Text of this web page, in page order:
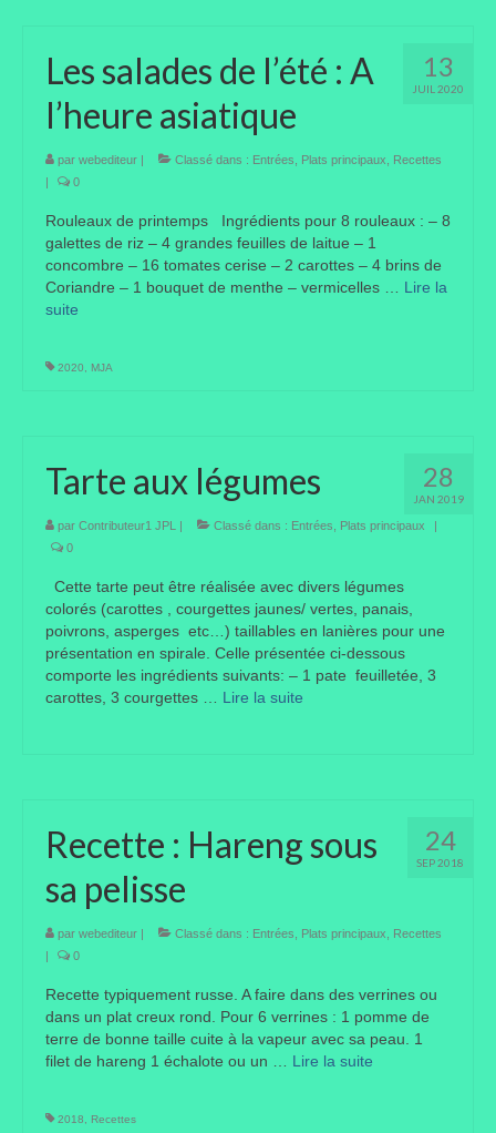
Qui sommes-nous ?
Annonces
13
JUIL 2020
Les salades de l’été : A
l’heure asiatique
par webediteur | Classé dans : Entrées Plats principaux
Recettes
|
0
Rouleaux de printemps Ingrédients pour 8 rouleaux : – 8
galettes de riz – 4 grandes feuilles de laitue – 1
concombre – 16 tomates cerise – 2 carottes – 4 brins de
Coriandre – 1 bouquet de menthe – vermicelles … Lire la
suite­­
2020 MJA
28
JAN 2019
Tarte aux légumes
par Contributeur1 JPL | Classé dans : Entrées Plats principaux
|
0
Cette tarte peut être réalisée avec divers légumes
colorés (carottes , courgettes jaunes/ vertes, panais,
poivrons, asperges etc…) taillables en lanières pour une
présentation en spirale. Celle présentée ci-dessous
comporte les ingrédients suivants: – 1 pate feuilletée, 3
carottes, 3 courgettes … Lire la suite­­
24
SEP 2018
Recette : Hareng sous
sa pelisse
par webediteur | Classé dans : Entrées Plats principaux
Recettes
|
0
Recette typiquement russe. A faire dans des verrines ou
dans un plat creux rond. Pour 6 verrines : 1 pomme de
terre de bonne taille cuite à la vapeur avec sa peau. 1
filet de hareng 1 échalote ou un … Lire la suite­­
2018 Recettes